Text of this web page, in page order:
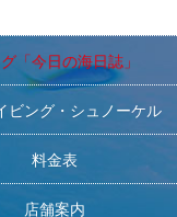
「今日の海日誌」
ビング・シュノーケル
料金表
店舗案内